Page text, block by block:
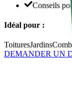
Conseils
Idéal pour :
ToituresJardins
DEMANDER UN